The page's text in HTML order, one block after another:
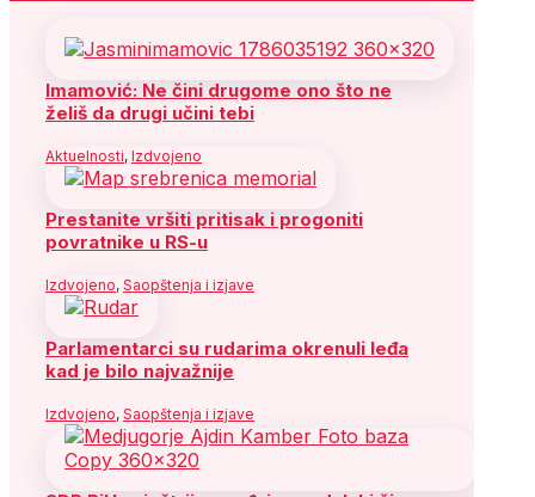
Imamović: Ne čini drugome ono što ne
želiš da drugi učini tebi
Aktuelnosti, Izdvojeno
Prestanite vršiti pritisak i progoniti
povratnike u RS-u
Izdvojeno, Saopštenja i izjave
Parlamentarci su rudarima okrenuli leđa
kad je bilo najvažnije
Izdvojeno, Saopštenja i izjave